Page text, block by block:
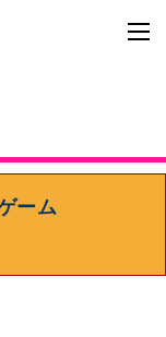
ーム